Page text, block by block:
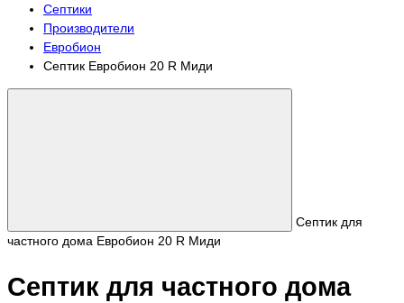
Септики
Производители
Евробион
Септик Евробион 20 R Миди
Септик для
частного дома Евробион 20 R Миди
Септик для частного дома